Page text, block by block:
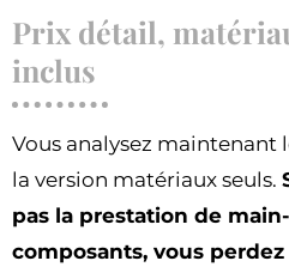
Prix détail,
inclus
Vous analysez maintenant
la version matériaux seuls.
pas la prestation de
composants, vous